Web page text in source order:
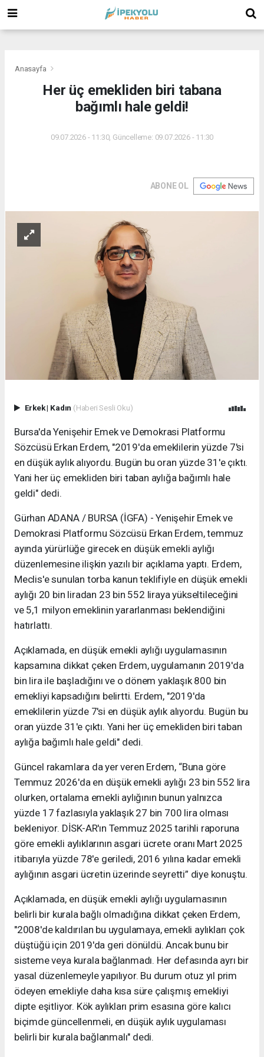
Anasayfa
Her üç emekliden biri tabana
bağımlı hale geldi!
09.07.2026 - 11:30, Güncelleme: 09.07.2026 - 11:30
ABONE OL
Erkek| Kadın (Haberi Sesli Oku)
Bursa'da Yenişehir Emek ve Demokrasi Platformu
Sözcüsü Erkan Erdem, "2019'da emeklilerin yüzde 7'si
en düşük aylık alıyordu. Bugün bu oran yüzde 31'e çıktı.
Yani her üç emekliden biri taban aylığa bağımlı hale
geldi" dedi.
Gürhan ADANA / BURSA (İGFA) - Yenişehir Emek ve
Demokrasi Platformu Sözcüsü Erkan Erdem, temmuz
ayında yürürlüğe girecek en düşük emekli aylığı
düzenlemesine ilişkin yazılı bir açıklama yaptı. Erdem,
Meclis'e sunulan torba kanun teklifiyle en düşük emekli
aylığı 20 bin liradan 23 bin 552 liraya yükseltileceğini
ve 5,1 milyon emeklinin yararlanması beklendiğini
hatırlattı.
Açıklamada, en düşük emekli aylığı uygulamasının
kapsamına dikkat çeken Erdem, uygulamanın 2019'da
bin lira ile başladığını ve o dönem yaklaşık 800 bin
emekliyi kapsadığını belirtti. Erdem, "2019'da
emeklilerin yüzde 7'si en düşük aylık alıyordu. Bugün bu
oran yüzde 31'e çıktı. Yani her üç emekliden biri taban
aylığa bağımlı hale geldi" dedi.
Güncel rakamlara da yer veren Erdem, “Buna göre
Temmuz 2026'da en düşük emekli aylığı 23 bin 552 lira
olurken, ortalama emekli aylığının bunun yalnızca
yüzde 17 fazlasıyla yaklaşık 27 bin 700 lira olması
bekleniyor. DİSK-AR'ın Temmuz 2025 tarihli raporuna
göre emekli aylıklarının asgari ücrete oranı Mart 2025
itibarıyla yüzde 78'e geriledi, 2016 yılına kadar emekli
aylığının asgari ücretin üzerinde seyretti” diye konuştu.
Açıklamada, en düşük emekli aylığı uygulamasının
belirli bir kurala bağlı olmadığına dikkat çeken Erdem,
"2008'de kaldırılan bu uygulamaya, emekli aylıkları çok
düştüğü için 2019'da geri dönüldü. Ancak bunu bir
sisteme veya kurala bağlanmadı. Her defasında ayrı bir
yasal düzenlemeyle yapılıyor. Bu durum otuz yıl prim
ödeyen emekliyle daha kısa süre çalışmış emekliyi
dipte eşitliyor. Kök aylıkları prim esasına göre kalıcı
biçimde güncellenmeli, en düşük aylık uygulaması
belirli bir kurala bağlanmalı" dedi.